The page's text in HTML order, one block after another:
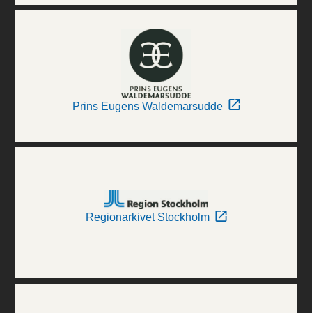
Prins Eugens Waldemarsudde
Regionarkivet Stockholm